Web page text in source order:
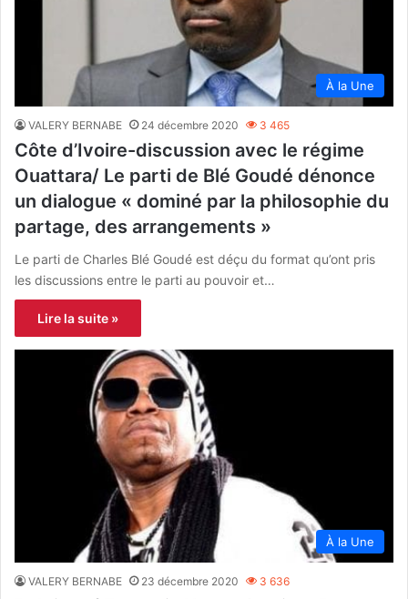
À la Une
VALERY BERNABE 24 décembre 2020 3 465
Côte d’Ivoire-discussion avec le régime
Ouattara/ Le parti de Blé Goudé dénonce
un dialogue « dominé par la philosophie du
partage, des arrangements »
Le parti de Charles Blé Goudé est déçu du format qu’ont pris
les discussions entre le parti au pouvoir et…
Lire la suite »
À la Une
VALERY BERNABE 23 décembre 2020 3 636